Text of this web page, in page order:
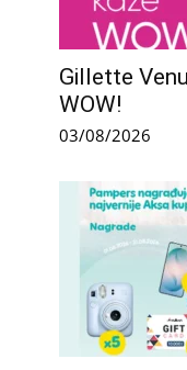
Gillette
WOW!
03/08/2026